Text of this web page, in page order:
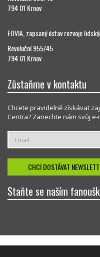
794 01 Krnov
EDVIA, zapsaný ústav rozvoje
Revoluční 955/45
794 01 Krnov
Zůstaňme v kontaktu
Chcete pravidelně získávat
Centra? Zanechte nám svůj e-
Staňte se naším